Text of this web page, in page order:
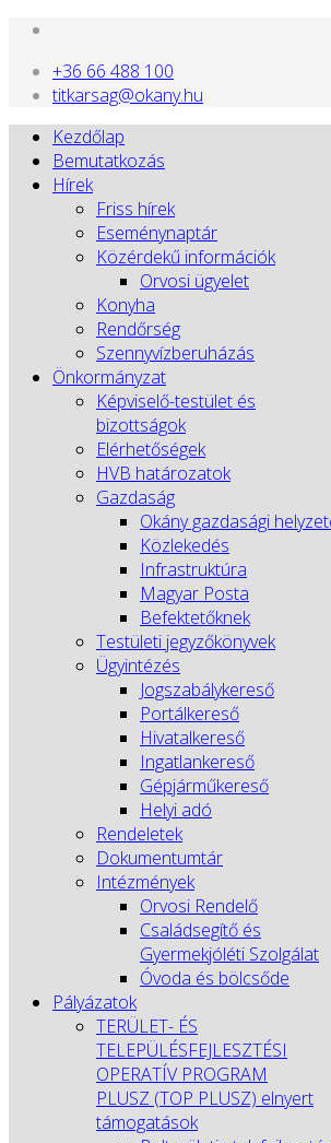
+36 66 488 100
titkarsag@okany.hu
Kezdőlap
Bemutatkozás
Hírek
Friss hírek
Eseménynaptár
Közérdekű információk
Orvosi ügyelet
Konyha
Rendőrség
Szennyvízberuházás
Önkormányzat
Képviselő-testület és
bizottságok
Elérhetőségek
HVB határozatok
Gazdaság
Okány gazdasági
Közlekedés
Infrastruktúra
Magyar Posta
Befektetőknek
Testületi jegyzőkönyvek
Ügyintézés
Jogszabálykereső
Portálkereső
Hivatalkereső
Ingatlankereső
Gépjárműkereső
Helyi adó
Rendeletek
Dokumentumtár
Intézmények
Orvosi Rendelő
Családsegítő és
Gyermekjóléti Szolgálat
Óvoda és bölcsőde
Pályázatok
TERÜLET- ÉS
TELEPÜLÉSFEJLESZTÉSI
OPERATÍV PROGRAM
PLUSZ (TOP PLUSZ) elnyert
támogatások